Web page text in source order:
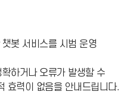
봇 서비스를 시범 운영
하거나 오류가 발생할 수
효력이 없음을 안내드립니다.